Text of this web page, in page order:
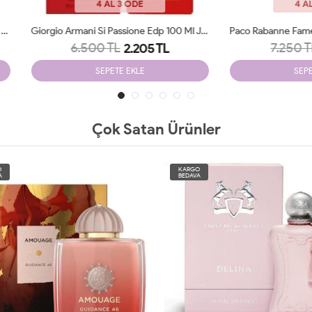
4 AL 3 ÖDE
Giorgio Armani Si Passione Edp 100 Ml JLT Woman
2.205 TL 2.250 TL
Çok Satan Ürünler
KARGO
BEDAVA